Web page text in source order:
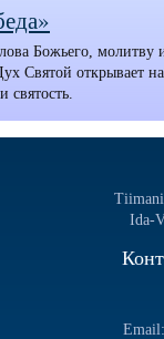
Божьего, молитву
Святой открывает
святость.
Ida-